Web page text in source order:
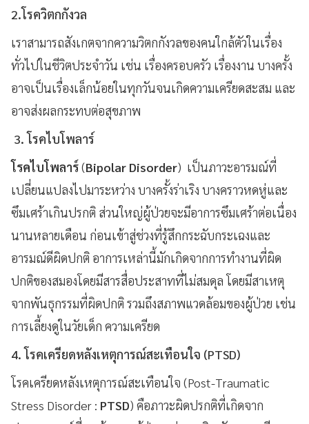
2.โรควิตกกังวล
เราสามารถสังเกตจากความวิตกกังวลของคนใกล้ตัวในเรื่อง
ทั่วไปในชีวิตประจำวัน เช่น เรื่องครอบครัว เรื่องงาน บางครั้ง
อาจเป็นเรื่องเล็กน้อยในทุกวันจนเกิดความเครียดสะสม และ
อาจส่งผลกระทบต่อสุขภาพ
3. โรคไบโพลาร์
โรคไบโพลาร์(Bipolar Disorder) เป็นภาวะอารมณ์ที่
เปลี่ยนแปลงไปมาระหว่าง บางครั้งร่าเริง บางคราวหดหู่และ
ซึมเศร้าเกินปรกติ ส่วนใหญ่ผู้ป่วยจะมีอาการซึมเศร้าต่อเนื่อง
นานหลายเดือน ก่อนเข้าสู่ช่วงที่รู้สึกกระฉับกระเฉงและ
อารมณ์ดีผิดปกติ อาการเหล่านี้มักเกิดจากการทำงานที่ผิด
ปกติของสมองโดยมีสารสื่อประสาทที่ไม่สมดุล โดยมีสาเหตุ
จากพันธุกรรมที่ผิดปกติ รวมถึงสภาพแวดล้อมของผู้ป่วย เช่น
การเลี้ยงดูในวัยเด็ก ความเครียด
4. โรคเครียดหลังเหตุการณ์สะเทือนใจ (PTSD)
โรคเครียดหลังเหตุการณ์สะเทือนใจ (Post-Traumatic
Stress Disorder : PTSD) คือภาวะผิดปรกติที่เกิดจาก